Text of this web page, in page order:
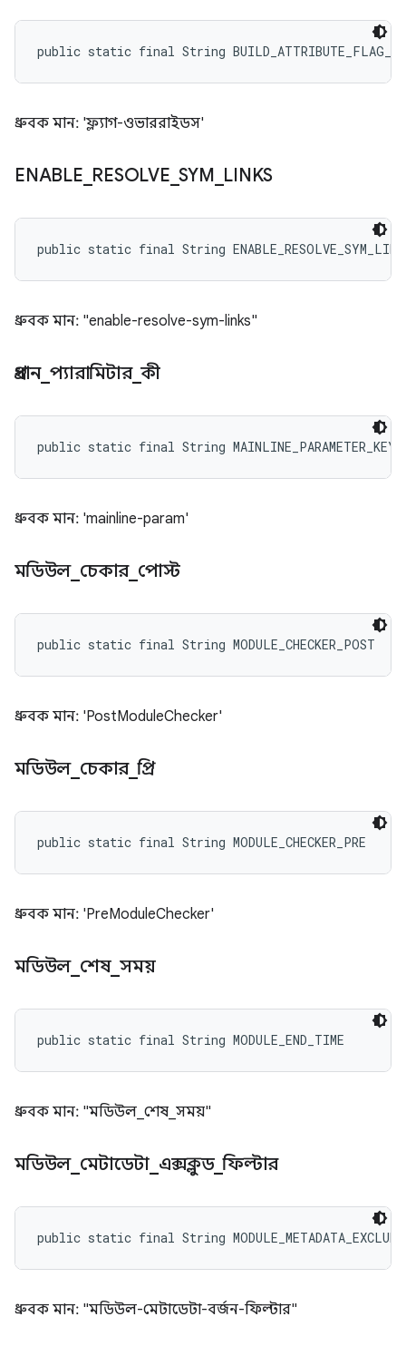
public static final String
ধ্রুবক মান: 'ফ্ল্যাগ-ওভাররাইডস'
ENABLE RESOLVE _SYM LINKS
public static final String
ধ্রুবক মান: "enable-resolve-sym-links"
প্রধান_ প্যারামিটার_কী
public static final String MAINLINE_PARAMETER_KEY
ধ্রুবক মান: 'mainline-param'
মডিউল_ চেকার_ পোস্ট
public static final String MODULE_CHECKER_POST
ধ্রুবক মান: 'PostModuleChecker'
মডিউল_ চেকার_প্রি
public static final String MODULE_CHECKER_PRE
ধ্রুবক মান: 'PreModuleChecker'
মডিউল_ শেষ_ সময়
public static final String MODULE_END_TIME
ধ্রুবক মান: "মডিউল_শেষ_সময়"
মডিউল_ মেটাডেটা_ এক্সক্লুড_ফিল্টার
public static final String
ধ্রুবক মান: "মডিউল-মেটাডেটা-বর্জন-ফিল্টার"